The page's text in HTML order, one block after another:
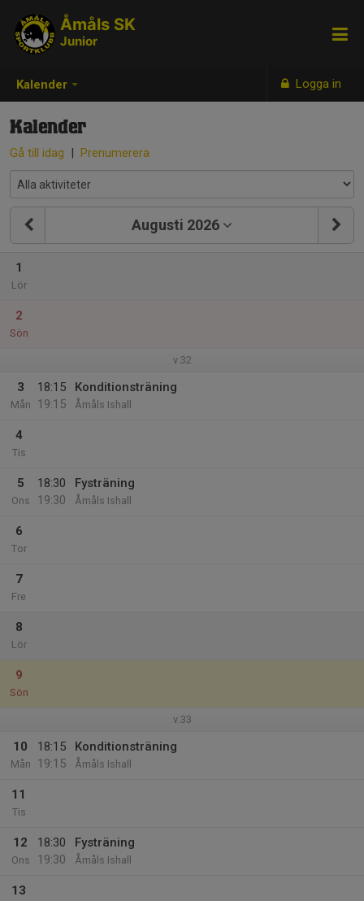
Kalender Logga in
Åmåls SK
Junior
Kalender
Gå till idag | Prenumerera
Augusti 2026
1
Lör
2
Sön
v.32
3
Mån
18:15
19:15
Konditionsträning
Åmåls Ishall
4
Tis
5
Ons
18:30
19:30
Fysträning
Åmåls Ishall
6
Tor
7
Fre
8
Lör
9
Sön
v.33
10
Mån
18:15
19:15
Konditionsträning
Åmåls Ishall
11
Tis
12
Ons
18:30
19:30
Fysträning
Åmåls Ishall
13